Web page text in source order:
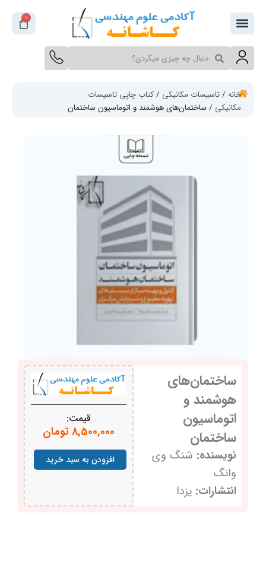
محتوا
0
سبد
خرید
جستجو
کنید
جستجو
کنید
خانه /تاسیسات مکانیکی /کتاب چاپی تاسیسات
مکانیکی / ساختمان‌های هوشمند و اتوماسیون ساختمان
ساختمان‌های
هوشمند و
اتوماسیون
ساختمان
نویسنده: شنگ وی
وانگ
انتشارات: یزدا
قیمت:
8,500,000تومان
هوشمند
و
عدد
افزودن به سبد خرید